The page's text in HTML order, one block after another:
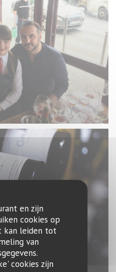
en zijn
cookies op
kan leiden tot
van
cookies zijn